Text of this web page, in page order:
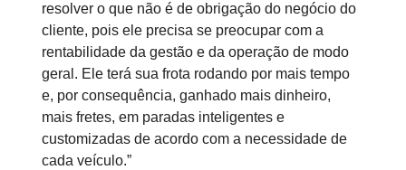
resolver o que não é de obrigação do negócio do
cliente, pois ele precisa se preocupar com a
rentabilidade da gestão e da operação de modo
geral. Ele terá sua frota rodando por mais tempo
e, por consequência, ganhado mais dinheiro,
mais fretes, em paradas inteligentes e
customizadas de acordo com a necessidade de
cada veículo.”